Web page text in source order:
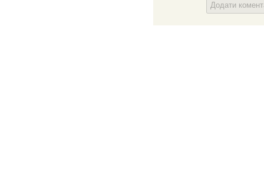
Додати